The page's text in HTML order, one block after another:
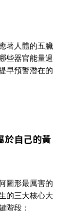
著人體的五臟
些器官能量過
早預警潛在的
於自己的黃
圖形最厲害的
的三大核心大
階段：